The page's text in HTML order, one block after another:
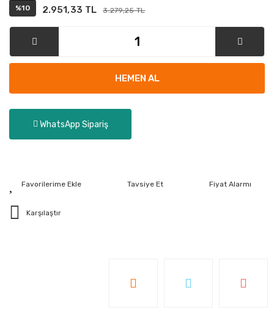
%10 2.951,33 TL 3.279,25 TL
HEMEN AL
WhatsApp Sipariş
Tavsiye Et Fiyat Alarmı
Karşılaştır